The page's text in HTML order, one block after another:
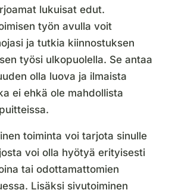
lukuisat edut.
työn avulla voit
ja tutkia kiinnostuksen
työsi ulkopuolella. Se antaa
olla luova ja ilmaista
ei ehkä ole mahdollista
toiminta voi tarjota sinulle
voi olla hyötyä erityisesti
tai odottamattomien
Lisäksi sivutoiminen